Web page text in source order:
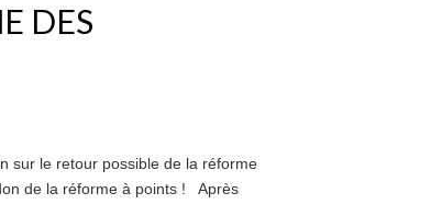
DES
sur le retour possible de la réforme
de la réforme à points ! Après